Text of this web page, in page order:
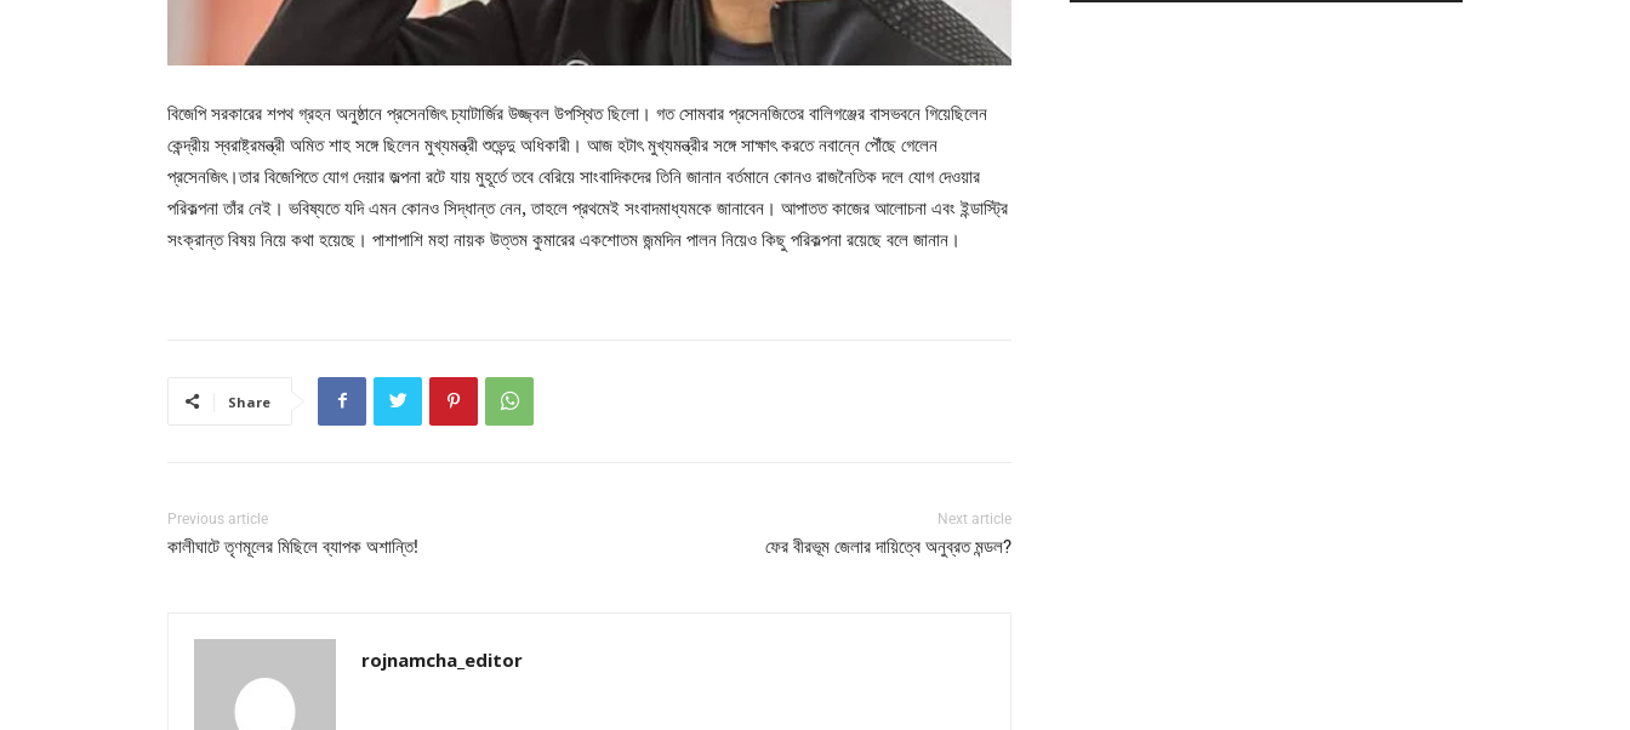
বিজেপি সরকারের শপথ গ্রহন অনুষ্ঠানে প্রসেনজিৎ চ্যাটার্জির উজ্জ্বল উপস্থিত ছিলো। গত সোমবার প্রসেনজিতের বালিগঞ্জের বাসভবনে গিয়েছিলেন
কেন্দ্রীয় স্বরাষ্ট্রমন্ত্রী অমিত শাহ সঙ্গে ছিলেন মুখ্যমন্ত্রী শুভেন্দু অধিকারী। আজ হটাৎ মুখ্যমন্ত্রীর সঙ্গে সাক্ষাৎ করতে নবান্নে পৌঁছে গেলেন
প্রসেনজিৎ।তার বিজেপিতে যোগ দেয়ার জল্পনা রটে যায় মুহূর্তে তবে বেরিয়ে সাংবাদিকদের তিনি জানান বর্তমানে কোনও রাজনৈতিক দলে যোগ দেওয়ার
পরিকল্পনা তাঁর নেই। ভবিষ্যতে যদি এমন কোনও সিদ্ধান্ত নেন, তাহলে প্রথমেই সংবাদমাধ্যমকে জানাবেন। আপাতত কাজের আলোচনা এবং ইন্ডাস্ট্রি
সংক্রান্ত বিষয় নিয়ে কথা হয়েছে। পাশাপাশি মহা নায়ক উত্তম কুমারের একশোতম জন্মদিন পালন নিয়েও কিছু পরিকল্পনা রয়েছে বলে জানান।
Share
Previous article
কালীঘাটে তৃণমূলের মিছিলে ব্যাপক অশান্তি!
Next article
ফের বীরভূম জেলার দায়িত্বে অনুব্রত মন্ডল?
rojnamcha_editor